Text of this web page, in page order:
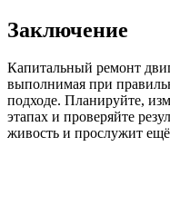
Заключение
Капитальный ремонт
выполнимая при
подходе. Планируйте,
этапах и проверяйте
живость и прослужит